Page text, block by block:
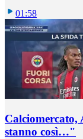
01:58
Calciomercato,
stanno così…"